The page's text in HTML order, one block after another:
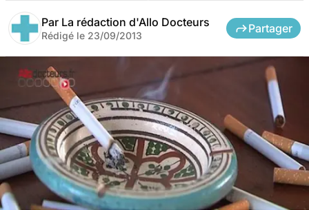
Par La rédaction d'Allo Docteurs
Rédigé le 23/09/2013
Partager